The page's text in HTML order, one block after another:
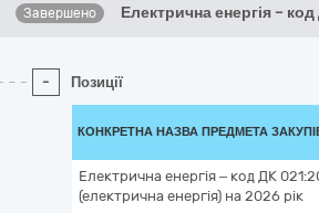
Завершено Електрична енергія –
- Позиції
КОНКРЕТНА НАЗВА ПРЕДМЕТА
Електрична енергія – код ДК
(електрична енергія) на 2026 рік